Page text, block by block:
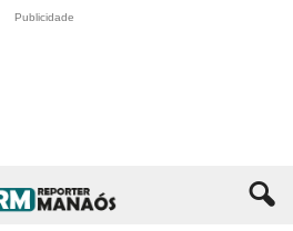
Publicidade